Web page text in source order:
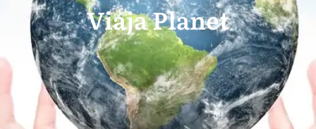
Viaja Planet